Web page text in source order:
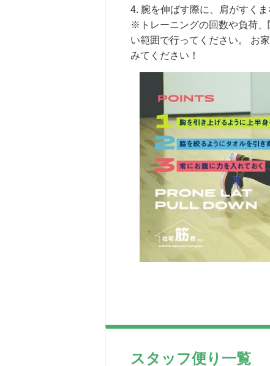
4. 腕を伸ばす際に、肩がすく
※トレーニングの回数や負荷
い範囲で行ってください。 お
みてください！
スタッフ便り一覧